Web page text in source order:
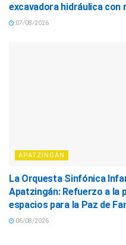
excavadora hidráulica con
07/08/2026
APATZINGÁN
La Orquesta Sinfónica
Apatzingán: Refuerzo a la
espacios para la Paz de
06/08/2026